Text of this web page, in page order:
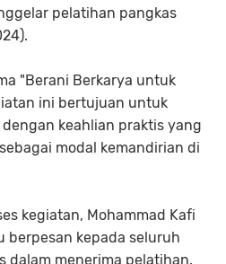
pelatihan pangkas
"Berani Berkarya untuk
ini bertujuan untuk
keahlian praktis yang
modal kemandirian di
kegiatan, Mohammad Kafi
berpesan kepada seluruh
dalam menerima pelatihan.